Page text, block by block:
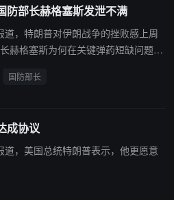
防部长赫格塞斯发泄不满
，特朗普对伊朗战争的挫败感上周
赫格塞斯为何在关键弹药短缺问题上
消息人士称，弹药短缺，尤其是远
国防部长
成协议
，美国总统特朗普表示，他更愿意